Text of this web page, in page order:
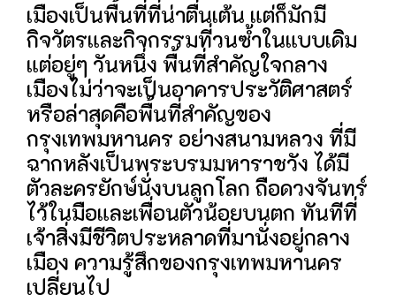
เมืองเป็นพื้นที่ที่น่าตื่นเต้น แต่ก็มักมี
กิจวัตรและกิจกรรมที่วนซ้ำในแบบเดิม
แต่อยู่ๆ วันหนึ่ง พื้นที่สำคัญใจกลาง
เมืองไม่ว่าจะเป็นอาคารประวัติศาสตร์
หรือล่าสุดคือพื้นที่สำคัญของ
กรุงเทพมหานคร อย่างสนามหลวง ที่มี
ฉากหลังเป็นพระบรมมหาราชวัง ได้มี
ตัวละครยักษ์นั่งบนลูกโลก ถือดวงจันทร์
ไว้ในมือและเพื่อนตัวน้อยบนตก ทันทีที่
เจ้าสิ่งมีชีวิตประหลาดที่มานั่งอยู่กลาง
เมือง ความรู้สึกของกรุงเทพมหานคร
เปลี่ยนไป